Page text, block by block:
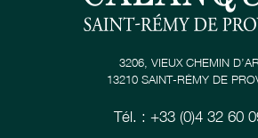
3206, VIEUX CHEMIN
13210 SAINT-RÉMY DE
Tél. : +33 (0)4 32 60